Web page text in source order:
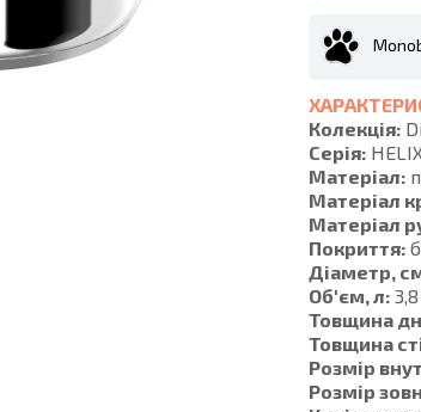
Колекція:
Серія:
Матеріал:
Матеріал
Матеріал
Покриття:
Діаметр,
Об'єм, л: 3,8
Товщина
Товщина
Розмір
Розмір